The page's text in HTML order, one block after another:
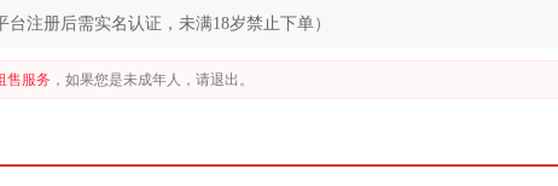
注册后需实名认证，未满18岁禁止下单）
售服务 ，如果您是未成年人，请退出。